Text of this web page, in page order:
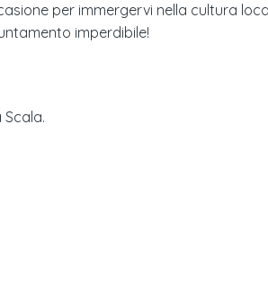
per immergervi nella cultura
imperdibile!
Scala.